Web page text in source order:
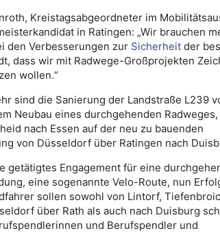
Kreistagsabgeordneter im
in Ratingen: „Wir brauchen
den Verbesserungen zur Sicherheit der
dass wir mit Radwege-Großprojekten
wollen.“
sind die Sanierung der Landstraße L239
Neubau eines durchgehenden
nach Essen auf der neu zu bauenden
von Düsseldorf über Ratingen nach
getätigtes Engagement für eine
eine sogenannte Velo-Route, nun
sollen sowohl von Lintorf,
über Rath als auch nach Duisburg
und Berufspendler und